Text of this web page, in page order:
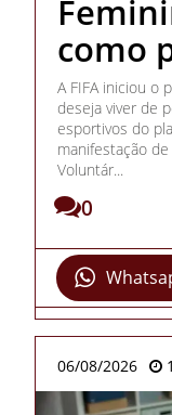
como
A FIFA iniciou o
deseja viver de
esportivos do
manifestação
Voluntár...
0
06/08/2026